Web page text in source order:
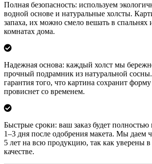
Полная безопасность: используем
водной основе и натуральные холсты.
запаха, их можно смело вешать в
комнатах дома.
Надежная основа: каждый холст мы
прочный подрамник из натуральной
гарантия того, что картина сохранит
провиснет со временем.
Быстрые сроки: ваш заказ будет полностью
1–3 дня после одобрения макета. Мы даем
5 лет на всю продукцию, так как уверены
качестве.